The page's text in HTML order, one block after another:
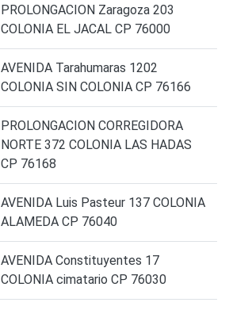
PROLONGACION Zaragoza 203
COLONIA EL JACAL CP 76000
AVENIDA Tarahumaras 1202
COLONIA SIN COLONIA CP 76166
PROLONGACION CORREGIDORA
NORTE 372 COLONIA LAS HADAS
CP 76168
AVENIDA Luis Pasteur 137 COLONIA
ALAMEDA CP 76040
AVENIDA Constituyentes 17
COLONIA cimatario CP 76030